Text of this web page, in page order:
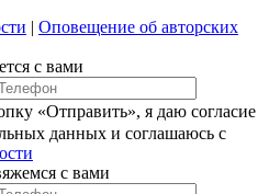
| Оповещение об авторских
с вами
«Отправить», я даю согласие
данных и соглашаюсь с
с вами